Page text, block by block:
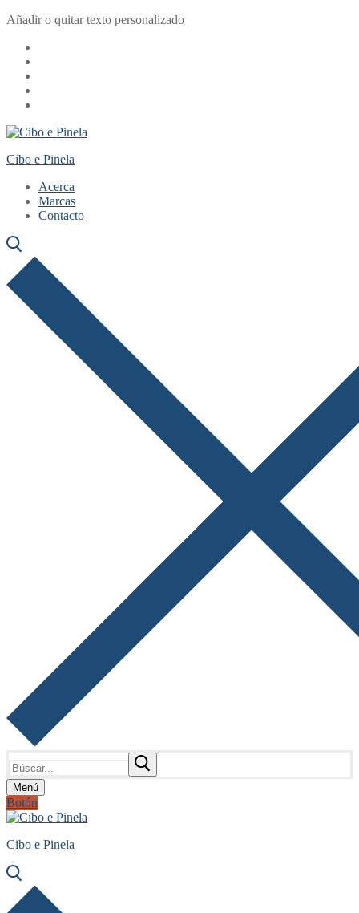
Ir
contenido
Menú
Cerrar
Añadir o quitar texto personalizado
Cibo e Pinela
Acerca
Marcas
Contacto
Menú
Botón
Cibo e Pinela